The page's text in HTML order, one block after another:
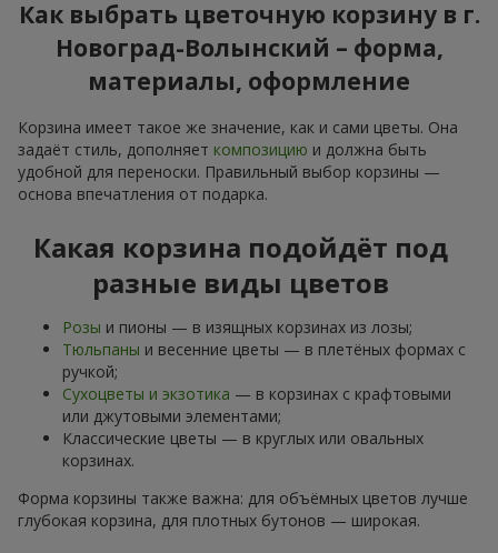
Как выбрать цветочную корзину в г.
Новоград-Волынский – форма,
материалы, оформление
Корзина имеет такое же значение, как и сами цветы. Она
задаёт стиль, дополняет композицию и должна быть
удобной для переноски. Правильный выбор корзины —
основа впечатления от подарка.
Какая корзина подойдёт под
разные виды цветов
Розы и пионы — в изящных корзинах из лозы;
Тюльпаны и весенние цветы — в плетёных формах с
ручкой;
Сухоцветы и экзотика — в корзинах с крафтовыми
или джутовыми элементами;
Классические цветы — в круглых или овальных
корзинах.
Форма корзины также важна: для объёмных цветов лучше
глубокая корзина, для плотных бутонов — широкая.